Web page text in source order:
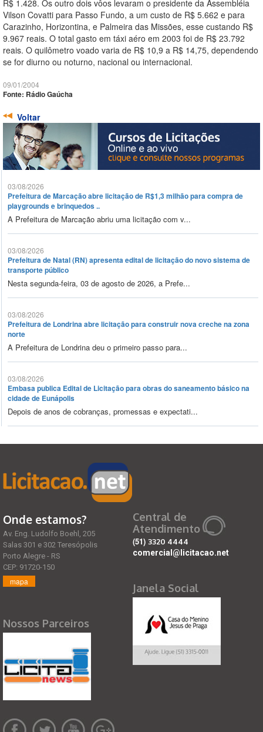
R$ 1.428. Os outro dois vôos levaram o presidente da Assembléia
Vilson Covatti para Passo Fundo, a um custo de R$ 5.662 e para
Carazinho, Horizontina, e Palmeira das Missões, esse custando R$
9.967 reais. O total gasto em táxi aéro em 2003 foi de R$ 23.792
reais. O quilômetro voado varia de R$ 10,9 a R$ 14,75, dependendo
se for diurno ou noturno, nacional ou internacional.
09/01/2004
Fonte: Rádio Gaúcha
Voltar
03/08/2026
Prefeitura de Marcação abre licitação de R$1,3 milhão para compra de
playgrounds e brinquedos ..
A Prefeitura de Marcação abriu uma licitação com v...
03/08/2026
Prefeitura de Natal (RN) apresenta edital de licitação do novo sistema de
transporte público
Nesta segunda-feira, 03 de agosto de 2026, a Prefe...
03/08/2026
Prefeitura de Londrina abre licitação para construir nova creche na zona
norte
A Prefeitura de Londrina deu o primeiro passo para...
03/08/2026
Embasa publica Edital de Licitação para obras do saneamento básico na
cidade de Eunápolis
Depois de anos de cobranças, promessas e expectati...
Onde estamos?
Av. Eng. Ludolfo Boehl, 205
Salas 301 e 302 Teresópolis
Porto Alegre - RS
CEP: 91720-150
mapa
Nossos Parceiros
Central de
Atendimento
(51) 3320 4444
comercial@licitacao.net
Janela Social